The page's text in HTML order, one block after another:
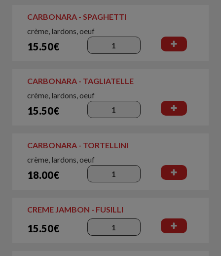
CARBONARA - SPAGHETTI
crème, lardons, oeuf
15.50€
CARBONARA - TAGLIATELLE
crème, lardons, oeuf
15.50€
CARBONARA - TORTELLINI
crème, lardons, oeuf
18.00€
CREME JAMBON - FUSILLI
15.50€